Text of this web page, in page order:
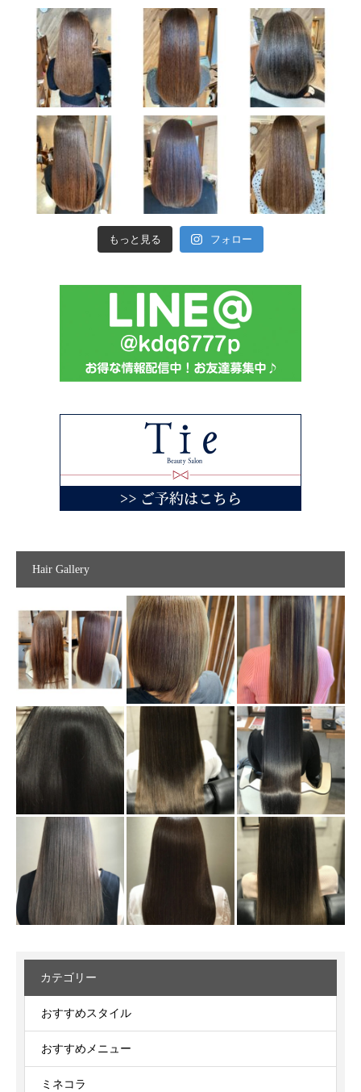
もっと見る フォロー
Hair Gallery
カテゴリー
おすすめスタイル
おすすめメニュー
ミネコラ